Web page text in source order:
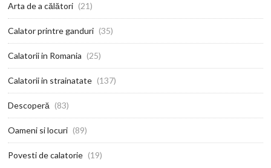
Arta de a călători (21)
Calator printre ganduri (35)
Calatorii in Romania (25)
Calatorii in strainatate (137)
Descoperă (83)
Oameni si locuri (89)
Povesti de calatorie (19)